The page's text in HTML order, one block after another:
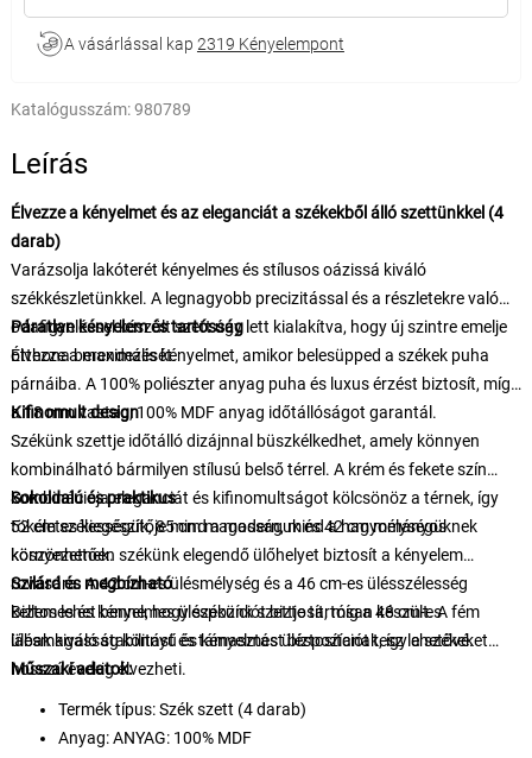
A vásárlással kap 2319 Kényelempont
Katalógusszám:980789
Leírás
Élvezze a kényelmet és az eleganciát a székekből álló szettünkkel (4
darab)
Varázsolja lakóterét kényelmes és stílusos oázissá kiváló
székkészletünkkel. A legnagyobb precizitással és a részletekre való
odafigyeléssel készült szett úgy lett kialakítva, hogy új szintre emelje
otthona berendezését.
Páratlan kényelem és tartósság
Élvezze a maximális kényelmet, amikor belesüpped a székek puha
párnáiba. A 100% poliészter anyag puha és luxus érzést biztosít, míg
a 18 mm vastag, 100% MDF anyag időtállóságot garantál.
Kifinomult design
Székünk szettje időtálló dizájnnal büszkélkedhet, amely könnyen
kombinálható bármilyen stílusú belső térrel. A krém és fekete szín
kombinációja eleganciát és kifinomultságot kölcsönöz a térnek, így
tökéletes kiegészítője mind a modern, mind a hagyományos
környezetnek.
Sokoldalú és praktikus
52 cm szélességük, 85 cm magasságuk és 42 cm mélységüknek
köszönhetően székünk elegendő ülőhelyet biztosít a kényelem
rovására. A 42 cm-es ülésmélység és a 46 cm-es ülésszélesség
kellemes és kényelmes üléspozíciót biztosít, míg a 48 cm-es
ülésmagasság könnyű és kényelmes üléspozíciót tesz lehetővé.
Szilárd és megbízható
Biztos lehet benne, hogy székünk szettje tartósan készült. A fém
lábak kiváló stabilitást és támasztást biztosítanak, így a székeket
hosszú évekig élvezheti.
Műszaki adatok:
Termék típus: Szék szett (4 darab)
Anyag: ANYAG: 100% MDF